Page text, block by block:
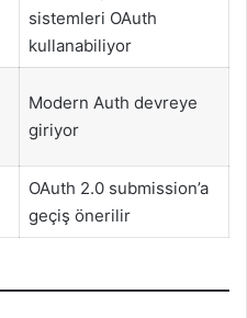
sistemleri OAuth
kullanabiliyor
Modern Auth devreye
giriyor
OAuth 2.0 submission’a
geçiş önerilir